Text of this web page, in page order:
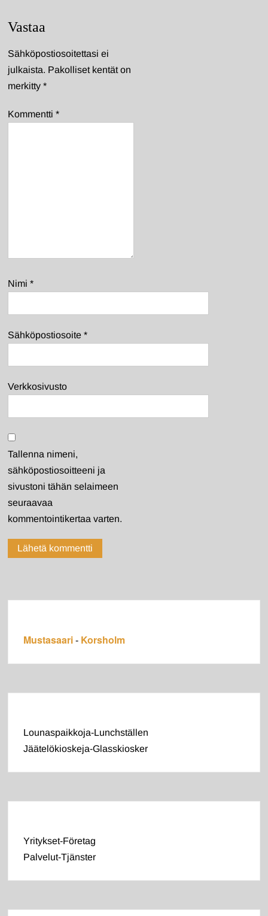
Vastaa
Sähköpostiosoitettasi ei
julkaista. Pakolliset kentät on
merkitty*
Kommentti*
Nimi*
Sähköpostiosoite*
Verkkosivusto
Tallenna nimeni,
sähköpostiosoitteeni ja
sivustoni tähän selaimeen
seuraavaa
kommentointikertaa varten.
Mustasaari - Korsholm
Lounaspaikkoja-Lunchställen
Jäätelökioskeja-Glasskiosker
Yritykset-Företag
Palvelut-Tjänster